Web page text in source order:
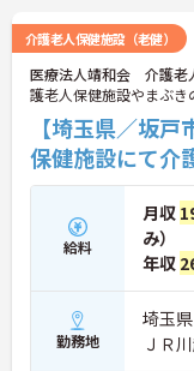
介護老人保健施設（老健）
医療法人靖和会 介護老
護老人保健施設やまぶき
【埼玉県／坂
保健施設にて介
給料
月収
み）
年収
勤務地
埼玉
ＪＲ